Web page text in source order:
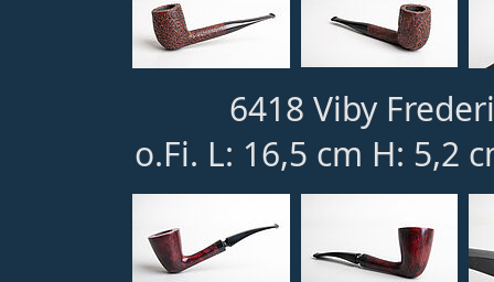
6418 Viby
o.Fi. L: 16,5 cm H: 5,2